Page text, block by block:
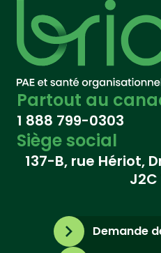
Partout au
1 888 799-0303
Siège social
137-B, rue Hériot,
J2C
Demande